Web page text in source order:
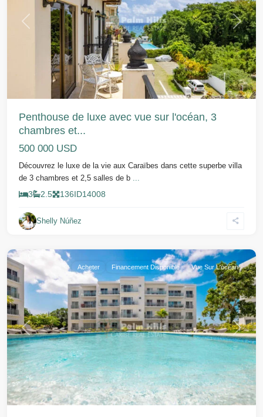
Précédent Suivant
Penthouse de luxe avec vue sur l'océan, 3
chambres et...
500 000 USD
Découvrez le luxe de la vie aux Caraïbes dans cette superbe villa
de 3 chambres et 2,5 salles de b ...
3 2.5 136ID14008
Shelly Núñez
Précédent Suivant
Acheter Financement Disponible Vue Sur L'océan